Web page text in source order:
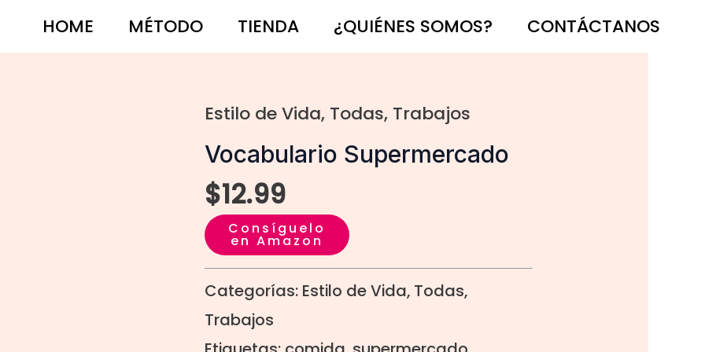
HOME MÉTODO TIENDA ¿QUIÉNES SOMOS? CONTÁCTANOS
Estilo de Vida, Todas, Trabajos
Vocabulario Supermercado
$12.99
Consíguelo
en Amazon
Categorías: Estilo de Vida, Todas,
Trabajos